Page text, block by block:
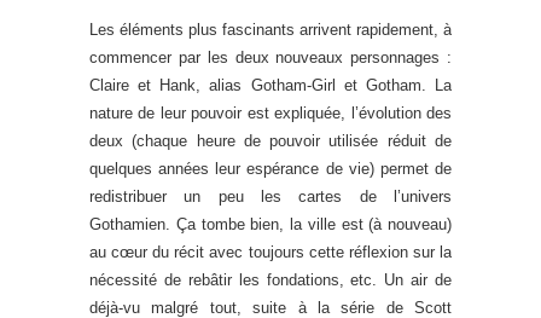
Les éléments plus fascinants arrivent rapidement, à
commencer par les deux nouveaux personnages :
Claire et Hank, alias Gotham-Girl et Gotham. La
nature de leur pouvoir est expliquée, l’évolution des
deux (chaque heure de pouvoir utilisée réduit de
quelques années leur espérance de vie) permet de
redistribuer un peu les cartes de l’univers
Gothamien. Ça tombe bien, la ville est (à nouveau)
au cœur du récit avec toujours cette réflexion sur la
nécessité de rebâtir les fondations, etc. Un air de
déjà-vu malgré tout, suite à la série de Scott